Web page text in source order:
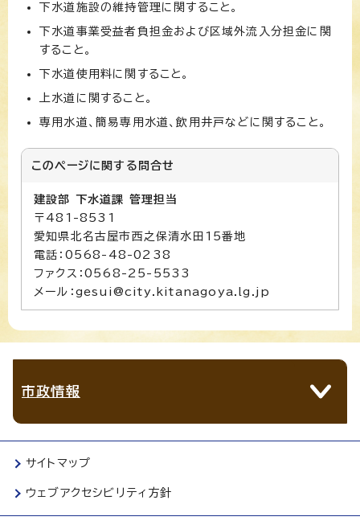
下水道施設の維持管理に関すること。
下水道事業受益者負担金および区域外流入分担金に関
すること。
下水道使用料に関すること。
上水道に関すること。
専用水道、簡易専用水道、飲用井戸などに関すること。
このページに関する 問合せ
建設部 下水道課 管理担当
〒481-8531
愛知県北名古屋市西之保清水田15番地
電話：0568-48-0238
ファクス：0568-25-5533
メール：gesui@city.kitanagoya.lg.jp
市政情報
サイトマップ
ウェブアクセシビリティ方針